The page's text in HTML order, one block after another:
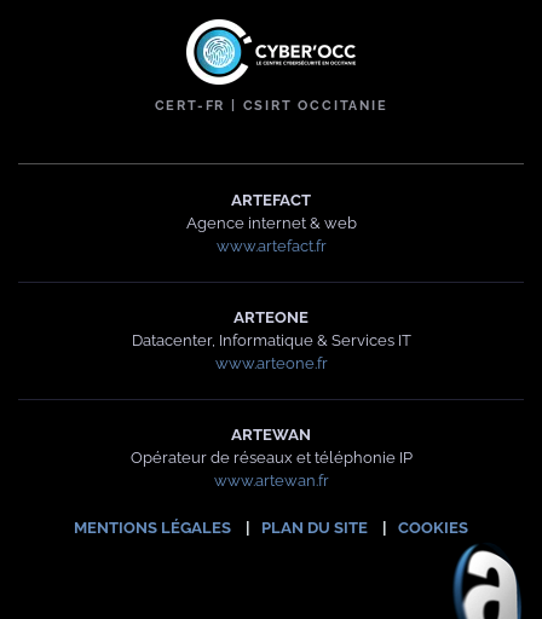
CERT-FR | CSIRT OCCITANIE
ARTEFACT
Agence internet & web
www.artefact.fr
ARTEONE
Datacenter, Informatique & Services IT
www.arteone.fr
ARTEWAN
Opérateur de réseaux et téléphonie IP
www.artewan.fr
MENTIONS LÉGALES | PLAN DU SITE | COOKIES